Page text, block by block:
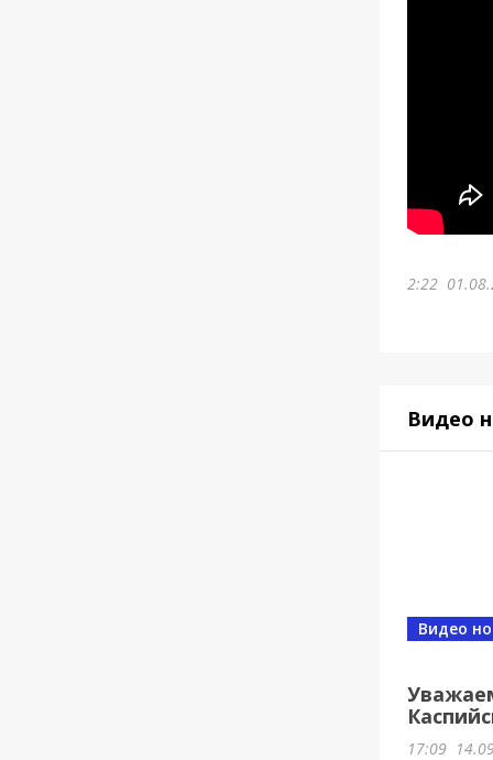
2:22
Видео
Видео
17:09